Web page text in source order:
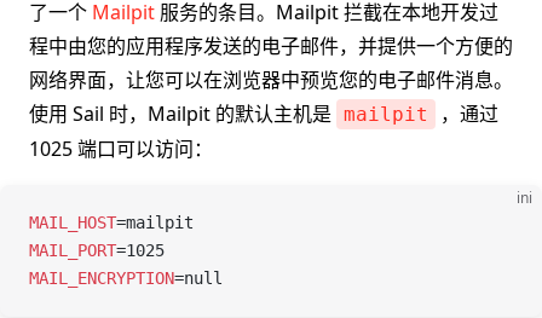
了一个 Mailpit 服务的条目。Mailpit 拦截在本地开发过
程中由您的应用程序发送的电子邮件，并提供一个方便的
网络界面，让您可以在浏览器中预览您的电子邮件消息。
使用 Sail 时，Mailpit 的默认主机是 mailpit
，通过
1025 端口可以访问：
ini
MAIL_HOST=mailpit
MAIL_PORT=1025
MAIL_ENCRYPTION=null